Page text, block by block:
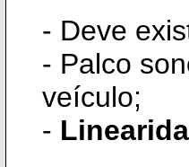
- Deve
- Palco
veículo;
-